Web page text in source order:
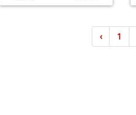
‹ 1